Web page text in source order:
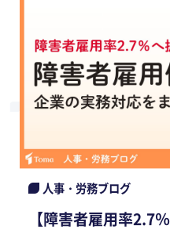
人事・労務ブログ
【障害者雇用率2.7